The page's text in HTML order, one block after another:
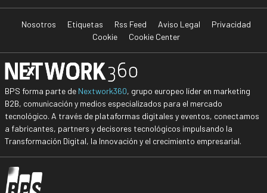
Nosotros Etiquetas Rss Feed Aviso Legal
Privacidad
Cookie
Cookie Center
BPS forma parte de Nextwork360, grupo europeo líder en marketing
B2B, comunicación y medios especializados para el mercado
tecnológico. A través de plataformas digitales y eventos, conectamos
a fabricantes, partners y decisores tecnológicos impulsando la
Transformación Digital, la Innovación y el crecimiento empresarial.